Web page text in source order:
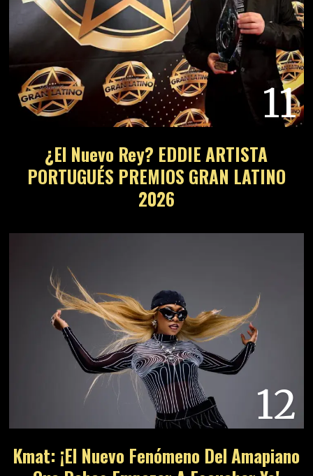
11
¿El Nuevo Rey? EDDIE ARTISTA
PORTUGUÉS PREMIOS GRAN LATINO
2026
12
Kmat: ¡El Nuevo Fenómeno Del Amapiano